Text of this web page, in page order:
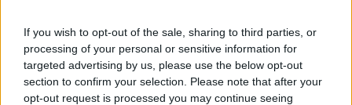
If you wish to opt-out of the sale, sharing to third parties, or
processing of your personal or sensitive information for
targeted advertising by us, please use the below opt-out
section to confirm your selection. Please note that after your
opt-out request is processed you may continue seeing
L'email è richiesta ma non verrà mostrata ai visitatori. Il contenuto di questo
commento esprime il pensiero dell'autore e non rappresenta la linea editoriale
di VareseNews.it, che rimane autonoma e indipendente. I messaggi inclusi nei
commenti non sono testi giornalistici, ma post inviati dai singoli lettori che
possono essere automaticamente pubblicati senza filtro preventivo. I commenti
che includano uno o più link a siti esterni verranno rimossi in automatico dal
sistema.